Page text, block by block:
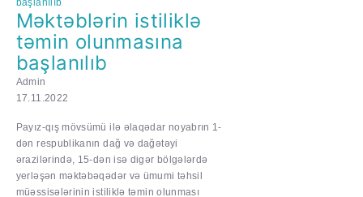
Məktəblərin istiliklə
təmin olunmasına
başlanılıb
Admin
17.11.2022
Payız-qış mövsümü ilə əlaqədar noyabrın 1-
dən respublikanın dağ və dağətəyi
ərazilərində, 15-dən isə digər bölgələrdə
yerləşən məktəbəqədər və ümumi təhsil
müəssisələrinin istiliklə təmin olunması